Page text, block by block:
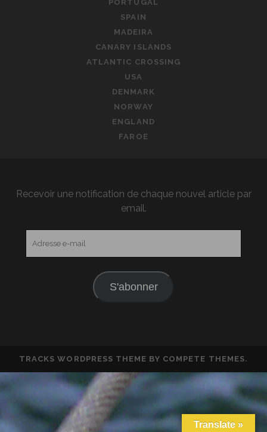
PORTUGAL
SPAIN
MADEIRA
CANARY ISLANDS
ATLANTIC CROSSING
USA
DENMARK
NORWAY
ENGLAND
FAROE
Recevoir une notification de chaque nouvel article par
email.
S'abonner
TRACKS WORDPRESS THEME BY COMPETE THEMES.
Translate »